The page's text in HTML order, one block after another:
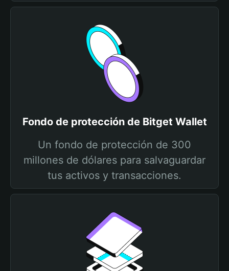
Fondo de protección de Bitget Wallet
Un fondo de protección de 300
millones de dólares para salvaguardar
tus activos y transacciones.